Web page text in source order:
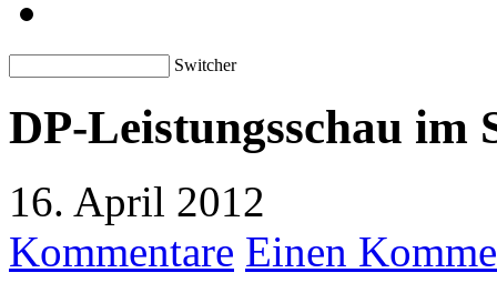
Switcher
DP-Leistungsschau im
16. April 2012
Kommentare Einen